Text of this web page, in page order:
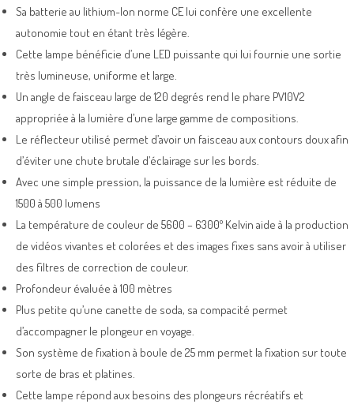
Sa batterie au lithium-Ion norme CE lui confère une excellente
autonomie tout en étant très légère.
Cette lampe bénéficie d’une LED puissante qui lui fournie une sortie
très lumineuse, uniforme et large.
Un angle de faisceau large de 120 degrés rend le phare PV10V2
appropriée à la lumière d’une large gamme de compositions.
Le réflecteur utilisé permet d’avoir un faisceau aux contours doux afin
d’éviter une chute brutale d’éclairage sur les bords.
Avec une simple pression, la puissance de la lumière est réduite de
1500 à 500 lumens
La température de couleur de 5600 – 6300º Kelvin aide à la production
de vidéos vivantes et colorées et des images fixes sans avoir à utiliser
des filtres de correction de couleur.
Profondeur évaluée à 100 mètres
Plus petite qu’une canette de soda, sa compacité permet
d’accompagner le plongeur en voyage.
Son système de fixation à boule de 25 mm permet la fixation sur toute
sorte de bras et platines.
Cette lampe répond aux besoins des plongeurs récréatifs et